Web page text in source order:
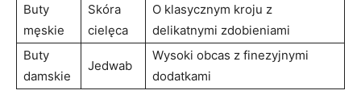
Buty
męskie
Skóra
cielęca
O klasycznym kroju z
delikatnymi zdobieniami
Buty
damskie
Jedwab
Wysoki obcas z finezyjnymi
dodatkami